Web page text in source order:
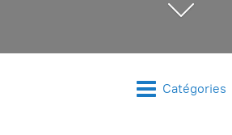
Catégories